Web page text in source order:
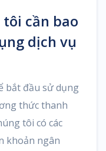
cần bao
dịch vụ
bắt đầu sử dụng
thức thanh
tôi có các
khoản ngân